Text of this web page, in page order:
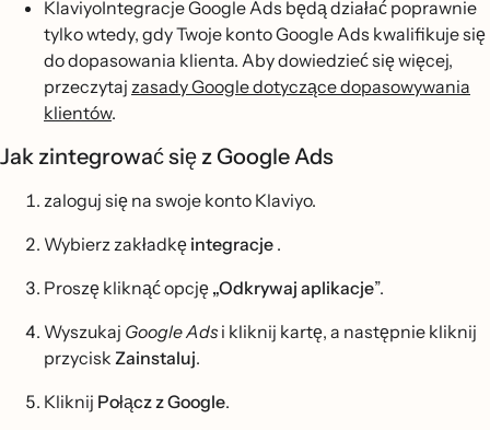
KlaviyoIntegracje Google Ads będą działać poprawnie
tylko wtedy, gdy Twoje konto Google Ads kwalifikuje się
do dopasowania klienta. Aby dowiedzieć się więcej,
przeczytaj zasady Google dotyczące dopasowywania
klientów.
Jak zintegrować się z Google Ads
zaloguj się na swoje konto Klaviyo.
Wybierz zakładkę integracje .
Proszę kliknąć opcję „Odkrywaj aplikacje”.
Wyszukaj Google Adsi kliknij kartę, a następnie kliknij
przycisk Zainstaluj.
Kliknij Połącz z Google.